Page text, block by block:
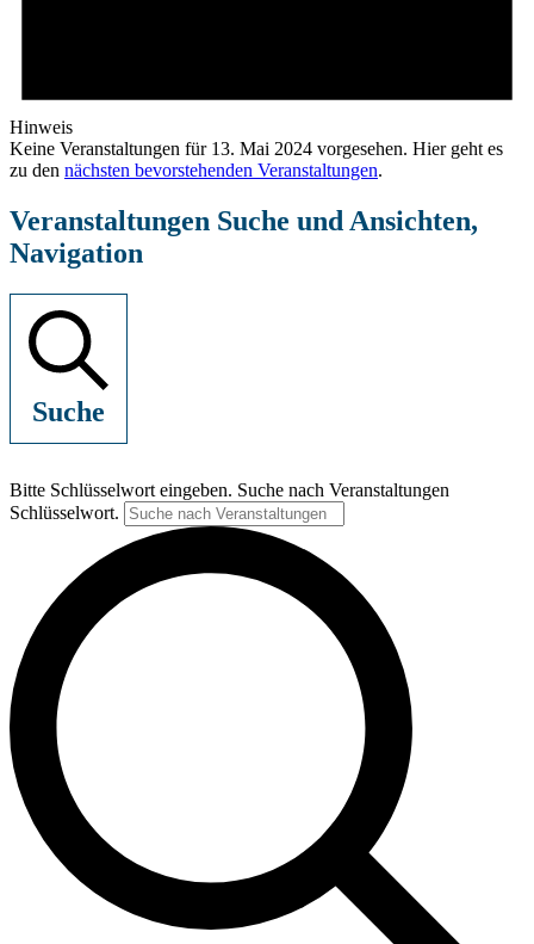
Hinweis
Keine Veranstaltungen für 13. Mai 2024 vorgesehen. Hier geht es
zu den nächsten bevorstehenden Veranstaltungen.
Veranstaltungen Suche und Ansichten,
Navigation
Suche
Bitte Schlüsselwort eingeben. Suche nach Veranstaltungen
Schlüsselwort.